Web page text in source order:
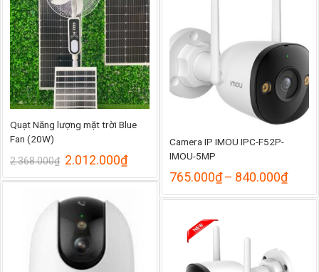
Quạt Năng lượng mặt trời Blue
Fan (20W)
2.368.000₫ Giá
là:
2.368.000₫.
2.012.000₫Giá
tại
Camera IP IMOU IPC-F52P-
IMOU-5MP
765.000₫– 840.000₫
từ